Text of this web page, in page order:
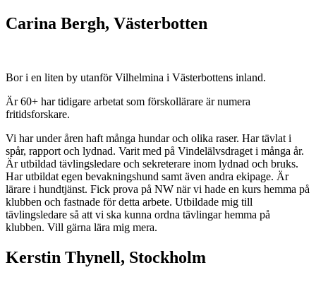
Carina Bergh, Västerbotten
Bor i en liten by utanför Vilhelmina i Västerbottens inland.
Är 60+ har tidigare arbetat som förskollärare är numera
fritidsforskare.
Vi har under åren haft många hundar och olika raser. Har tävlat i
spår, rapport och lydnad. Varit med på Vindelälvsdraget i många år.
Är utbildad tävlingsledare och sekreterare inom lydnad och bruks.
Har utbildat egen bevakningshund samt även andra ekipage. Är
lärare i hundtjänst. Fick prova på NW när vi hade en kurs hemma på
klubben och fastnade för detta arbete. Utbildade mig till
tävlingsledare så att vi ska kunna ordna tävlingar hemma på
klubben. Vill gärna lära mig mera.
Kerstin Thynell, Stockholm